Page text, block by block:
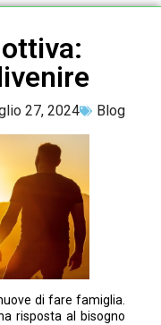
27, 2024 Blog
di fare famiglia.
risposta al bisogno